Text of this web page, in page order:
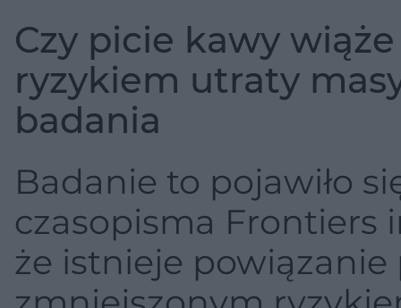
Czy picie kawy
ryzykiem utraty
badania
Badanie to pojawiło
czasopisma Frontiers
że istnieje